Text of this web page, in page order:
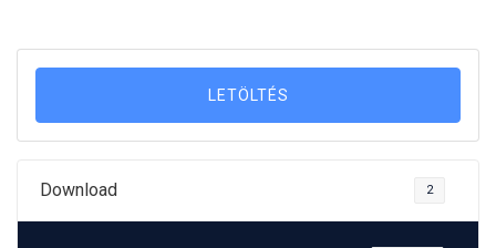
LETÖLTÉS
Download 2